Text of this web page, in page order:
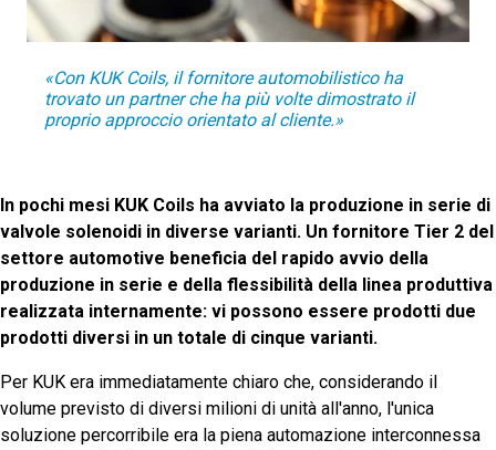
«Con KUK Coils, il fornitore automobilistico ha
trovato un partner che ha più volte dimostrato il
proprio approccio orientato al cliente.»
In pochi mesi KUK Coils ha avviato la produzione in serie di
valvole solenoidi in diverse varianti. Un fornitore Tier 2 del
settore automotive beneficia del rapido avvio della
produzione in serie e della flessibilità della linea produttiva
realizzata internamente: vi possono essere prodotti due
prodotti diversi in un totale di cinque varianti.
Per KUK era immediatamente chiaro che, considerando il
volume previsto di diversi milioni di unità all'anno, l'unica
soluzione percorribile era la piena automazione interconnessa